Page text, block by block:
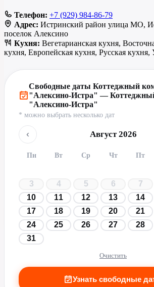
Телефон: +7 (929) 984-86-79
Адрес: Истринский район улица МО,
поселок Алексино
Кухня: Вегетарианская кухня,
кухня, Европейская кухня, Русская кухня,
Свободные даты Коттеджный
"Алексино-Истра" —
"Алексино-Истра"
* можно выбрать несколько дат
‹ Август 2026
Пн Вт Ср Чт Пт
3
4 5 6 7
10
11 12 13 14
17
18 19 20 21
24
25 26 27 28
31
Очистить
Узнать свободные